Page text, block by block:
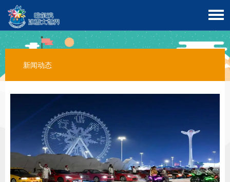
新闻动态